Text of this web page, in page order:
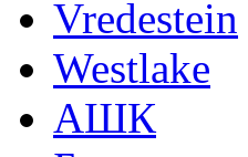
Vredestein
Westlake
АШК